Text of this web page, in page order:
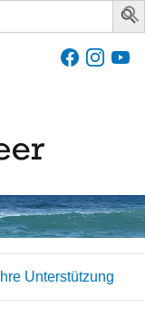
Ihre Unterstützung